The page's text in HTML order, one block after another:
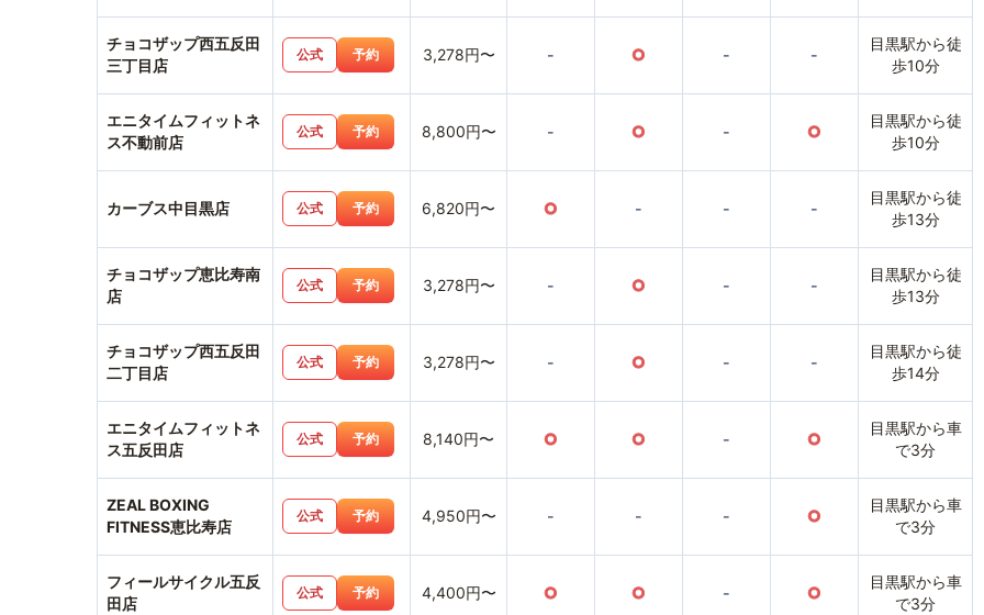
チョコザップ西五反田
三丁目店
公式 予約 3,278円〜 - ○ - -
目黒駅から徒
歩10分
エニタイムフィットネ
ス不動前店
公式 予約 8,800円〜 - ○ - ○
目黒駅から徒
歩10分
カーブス中目黒店 公式 予約 6,820円〜 ○ - - -
目黒駅から徒
歩13分
チョコザップ恵比寿南
店
公式 予約 3,278円〜 - ○ - -
目黒駅から徒
歩13分
チョコザップ西五反田
二丁目店
公式 予約 3,278円〜 - ○ - -
目黒駅から徒
歩14分
エニタイムフィットネ
ス五反田店
公式 予約 8,140円〜 ○ ○ - ○
目黒駅から車
で3分
ZEAL BOXING
FITNESS恵比寿店
公式 予約 4,950円〜 - - - ○
目黒駅から車
で3分
フィールサイクル五反
田店
公式 予約 4,400円〜 ○ ○ - ○
目黒駅から車
で3分